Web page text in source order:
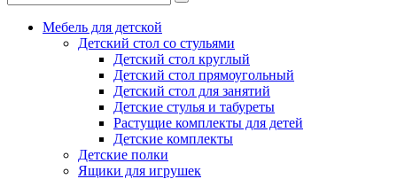
Мебель для детской
Детский стол со стульями
Детский стол круглый
Детский стол прямоугольный
Детский стол для занятий
Детские стулья и табуреты
Растущие комплекты для детей
Детские комплекты
Детские полки
Ящики для игрушек